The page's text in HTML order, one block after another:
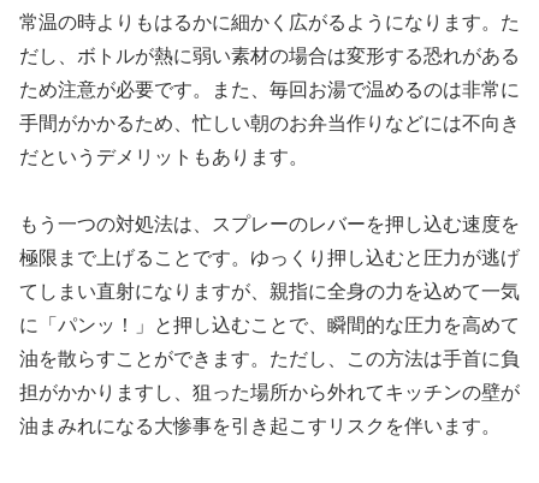
常温の時よりもはるかに細かく広がるようになります。た
だし、ボトルが熱に弱い素材の場合は変形する恐れがある
ため注意が必要です。また、毎回お湯で温めるのは非常に
手間がかかるため、忙しい朝のお弁当作りなどには不向き
だというデメリットもあります。
もう一つの対処法は、スプレーのレバーを押し込む速度を
極限まで上げることです。ゆっくり押し込むと圧力が逃げ
てしまい直射になりますが、親指に全身の力を込めて一気
に「パンッ！」と押し込むことで、瞬間的な圧力を高めて
油を散らすことができます。ただし、この方法は手首に負
担がかかりますし、狙った場所から外れてキッチンの壁が
油まみれになる大惨事を引き起こすリスクを伴います。